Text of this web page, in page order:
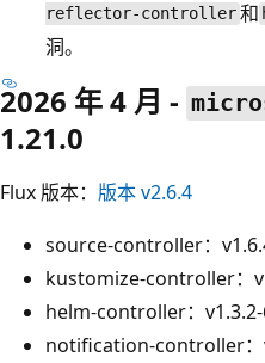
reflector-controller和
洞。
2026 年 4 月 -
1.21.0
Flux 版本： 版本 v2.6.4
source-controller：
kustomize-controller：
helm-controller：
notification-controller：